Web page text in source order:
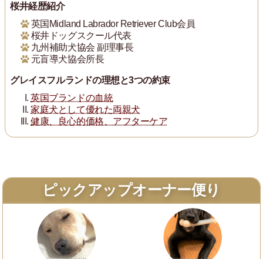
桜井経歴紹介
英国Midland Labrador Retriever Club会員
桜井ドッグスクール代表
九州補助犬協会 副理事長
元盲導犬協会所長
グレイスフルランドの理想と3つの約束
英国ブランドの血統
家庭犬として優れた両親犬
健康、良心的価格、アフターケア
ピックアップオーナー便り